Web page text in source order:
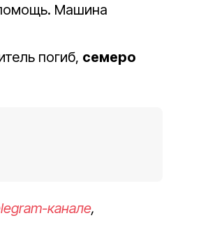
Машина
погиб, семеро
канале,